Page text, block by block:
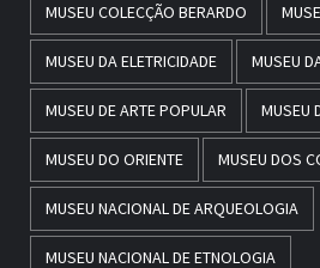
MUSEU COLECÇÃO BERARDO
MUSEU DA ELETRICIDADE MUSEU
MUSEU DE ARTE POPULAR MUSEU
MUSEU DO ORIENTE MUSEU DOS
MUSEU NACIONAL DE ARQUEOLOGIA
MUSEU NACIONAL DE ETNOLOGIA